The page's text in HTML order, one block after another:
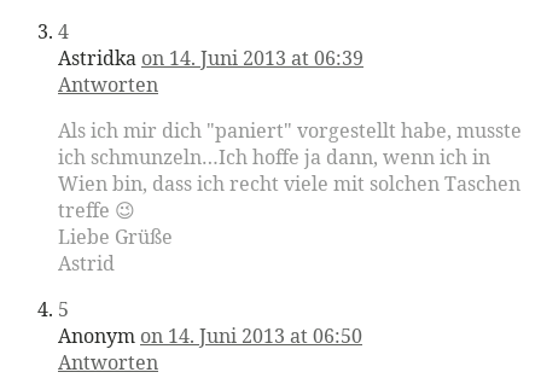
4
Astridka on 14. Juni 2013 at 06:39
Antworten
Als ich mir dich "paniert" vorgestellt habe, musste
ich schmunzeln…Ich hoffe ja dann, wenn ich in
Wien bin, dass ich recht viele mit solchen Taschen
treffe 😉
Liebe Grüße
Astrid
5
Anonym on 14. Juni 2013 at 06:50
Antworten